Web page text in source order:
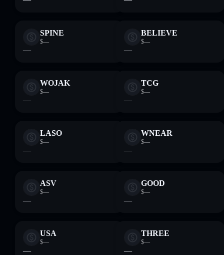
SPINE
$—
—
BELIEVE
$—
—
WOJAK
$—
—
TCG
$—
—
LASO
$—
—
WNEAR
$—
—
ASV
$—
—
GOOD
$—
—
USA
$—
—
THREE
$—
—